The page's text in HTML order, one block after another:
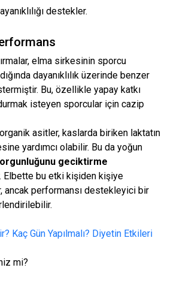
destekler.
elma sirkesinin sporcu
dayanıklılık üzerinde benzer
Bu, özellikle yapay katkı
isteyen sporcular için cazip
asitler, kaslarda biriken laktatın
yardımcı olabilir. Bu da yoğun
geciktirme
Elbette bu etki kişiden kişiye
performansı destekleyici bir
Kaç Gün Yapılmalı? Diyetin Etkileri
mi?